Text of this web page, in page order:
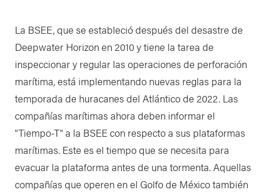
La BSEE, que se estableció después del desastre de
Deepwater Horizon en 2010 y tiene la tarea de
inspeccionar y regular las operaciones de perforación
marítima, está implementando nuevas reglas para la
temporada de huracanes del Atlántico de 2022. Las
compañías marítimas ahora deben informar el
"Tiempo-T" a la BSEE con respecto a sus plataformas
marítimas. Este es el tiempo que se necesita para
evacuar la plataforma antes de una tormenta. Aquellas
compañías que operen en el Golfo de México también